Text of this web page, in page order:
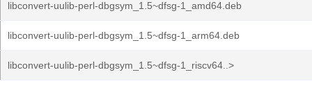
libconvert-uulib-perl-dbgsym_1.5~dfsg-1_amd64.deb
libconvert-uulib-perl-dbgsym_1.5~dfsg-1_arm64.deb
libconvert-uulib-perl-dbgsym_1.5~dfsg-1_riscv64..>